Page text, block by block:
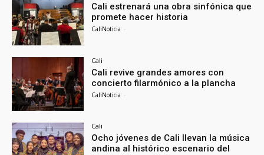
Cali estrenará una obra sinfónica que
promete hacer historia
CaliNoticia -
Cali
Cali revive grandes amores con
concierto filarmónico a la plancha
CaliNoticia -
Cali
Ocho jóvenes de Cali llevan la música
andina al histórico escenario del